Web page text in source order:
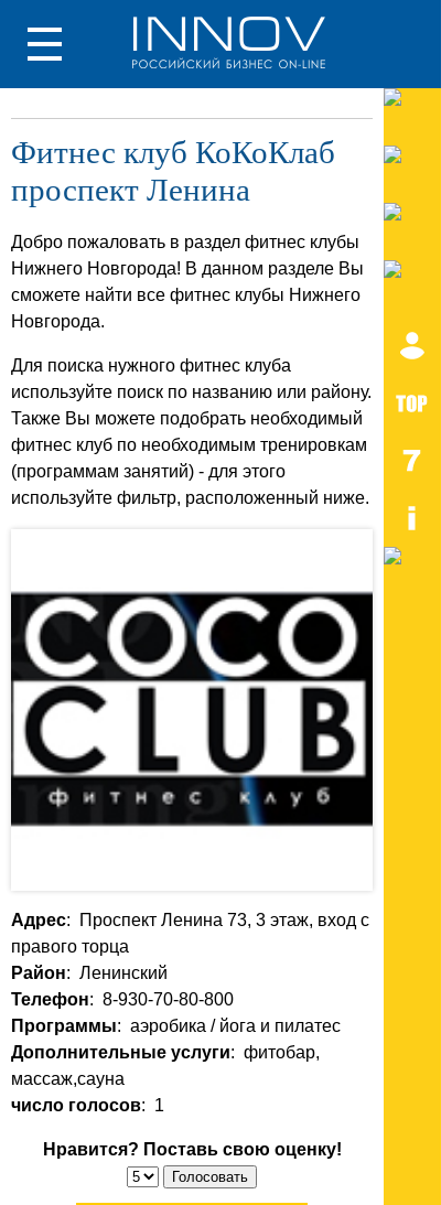
Фитнес клуб КоКоКлаб
проспект Ленина
Добро пожаловать в раздел фитнес клубы
Нижнего Новгорода! В данном разделе Вы
сможете найти все фитнес клубы Нижнего
Новгорода.
Для поиска нужного фитнес клуба
используйте поиск по названию или району.
Также Вы можете подобрать необходимый
фитнес клуб по необходимым тренировкам
(программам занятий) - для этого
используйте фильтр, расположенный ниже.
Адрес: Проспект Ленина 73, 3 этаж, вход с
правого торца
Район: Ленинский
Телефон: 8-930-70-80-800
Программы: аэробика / йога и пилатес
Дополнительные услуги: фитобар,
массаж,сауна
число голосов: 1
Нравится? Поставь свою оценку!